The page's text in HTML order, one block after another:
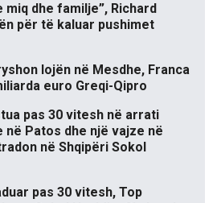
miq dhe familje”, Richard
për të kaluar pushimet
lojën në Mesdhe, Franca
euro Greqi-Qipro
pas 30 vitesh në arrati
Patos dhe një vajze në
në Shqipëri Sokol
pas 30 vitesh, Top